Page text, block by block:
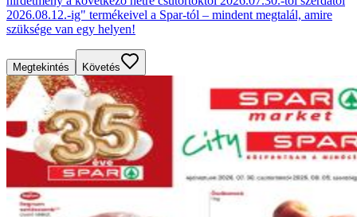
2026.08.12.-ig" termékeivel a Spar-tól – mindent megtalál, amire
szüksége van egy helyen!
Megtekintés Követés